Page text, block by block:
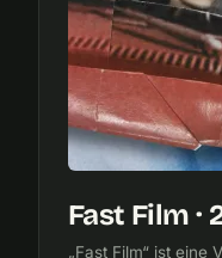
Fast Film ·
„Fast Film“ ist eine